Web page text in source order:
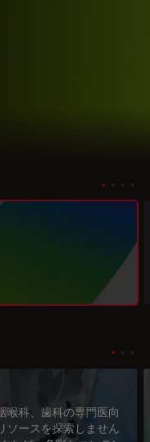
喉科、歯科の専門医向
ソースを探索しません